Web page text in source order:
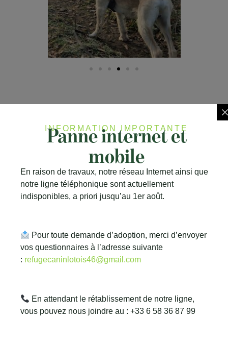
Une question, envie d’adopter ou de soutenir notre
refuge ? N’hésitez pas à nous contacter, notre
INFORMATION IMPORTANTE
Panne internet et
mobile
En raison de travaux, notre réseau Internet ainsi que
notre ligne téléphonique sont actuellement
indisponibles, a priori jusqu’au 1er août.
Pour toute demande d’adoption, merci d’envoyer
vos questionnaires à l’adresse suivante
: refugecaninlotois46@gmail.com
En attendant le rétablissement de notre ligne,
vous pouvez nous joindre au : +33 6 58 36 87 99